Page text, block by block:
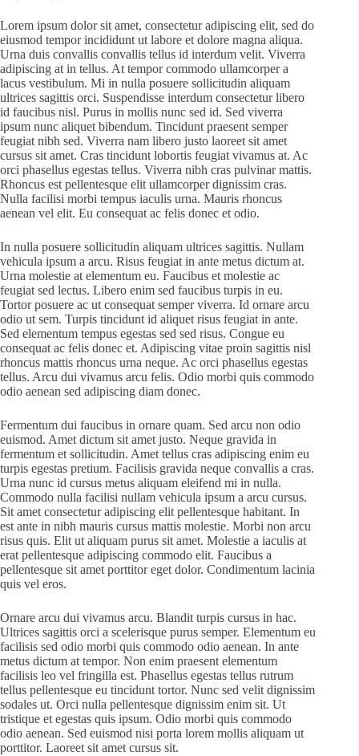
Lorem ipsum dolor sit amet, consectetur adipiscing elit, sed do
eiusmod tempor incididunt ut labore et dolore magna aliqua.
Urna duis convallis convallis tellus id interdum velit. Viverra
adipiscing at in tellus. At tempor commodo ullamcorper a
lacus vestibulum. Mi in nulla posuere sollicitudin aliquam
ultrices sagittis orci. Suspendisse interdum consectetur libero
id faucibus nisl. Purus in mollis nunc sed id. Sed viverra
ipsum nunc aliquet bibendum. Tincidunt praesent semper
feugiat nibh sed. Viverra nam libero justo laoreet sit amet
cursus sit amet. Cras tincidunt lobortis feugiat vivamus at. Ac
orci phasellus egestas tellus. Viverra nibh cras pulvinar mattis.
Rhoncus est pellentesque elit ullamcorper dignissim cras.
Nulla facilisi morbi tempus iaculis urna. Mauris rhoncus
aenean vel elit. Eu consequat ac felis donec et odio.
In nulla posuere sollicitudin aliquam ultrices sagittis. Nullam
vehicula ipsum a arcu. Risus feugiat in ante metus dictum at.
Urna molestie at elementum eu. Faucibus et molestie ac
feugiat sed lectus. Libero enim sed faucibus turpis in eu.
Tortor posuere ac ut consequat semper viverra. Id ornare arcu
odio ut sem. Turpis tincidunt id aliquet risus feugiat in ante.
Sed elementum tempus egestas sed sed risus. Congue eu
consequat ac felis donec et. Adipiscing vitae proin sagittis nisl
rhoncus mattis rhoncus urna neque. Ac orci phasellus egestas
tellus. Arcu dui vivamus arcu felis. Odio morbi quis commodo
odio aenean sed adipiscing diam donec.
Fermentum dui faucibus in ornare quam. Sed arcu non odio
euismod. Amet dictum sit amet justo. Neque gravida in
fermentum et sollicitudin. Amet tellus cras adipiscing enim eu
turpis egestas pretium. Facilisis gravida neque convallis a cras.
Urna nunc id cursus metus aliquam eleifend mi in nulla.
Commodo nulla facilisi nullam vehicula ipsum a arcu cursus.
Sit amet consectetur adipiscing elit pellentesque habitant. In
est ante in nibh mauris cursus mattis molestie. Morbi non arcu
risus quis. Elit ut aliquam purus sit amet. Molestie a iaculis at
erat pellentesque adipiscing commodo elit. Faucibus a
pellentesque sit amet porttitor eget dolor. Condimentum lacinia
quis vel eros.
Ornare arcu dui vivamus arcu. Blandit turpis cursus in hac.
Ultrices sagittis orci a scelerisque purus semper. Elementum eu
facilisis sed odio morbi quis commodo odio aenean. In ante
metus dictum at tempor. Non enim praesent elementum
facilisis leo vel fringilla est. Phasellus egestas tellus rutrum
tellus pellentesque eu tincidunt tortor. Nunc sed velit dignissim
sodales ut. Orci nulla pellentesque dignissim enim sit. Ut
tristique et egestas quis ipsum. Odio morbi quis commodo
odio aenean. Sed euismod nisi porta lorem mollis aliquam ut
porttitor. Laoreet sit amet cursus sit.